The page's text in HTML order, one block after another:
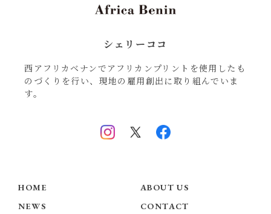
シェリーココ
西アフリカベナンでアフリカンプリントを使用したも
のづくりを行い、現地の雇用創出に取り組んでいま
す。
HOME
ABOUT US
NEWS
CONTACT